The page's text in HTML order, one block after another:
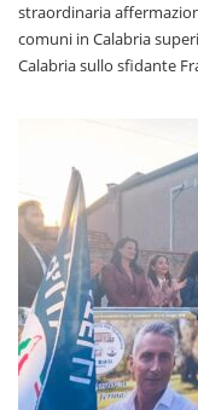
straordinaria
comuni in Calabria
Calabria sullo sfidante